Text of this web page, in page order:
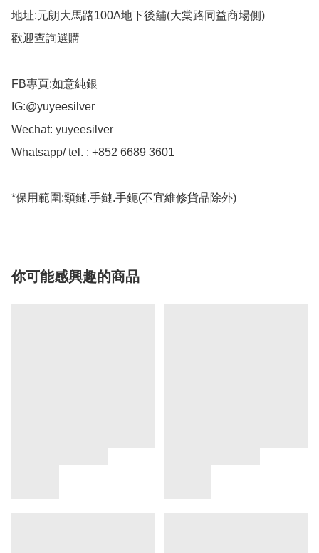
地址:元朗大馬路100A地下後舖(大棠路同益商場側)
歡迎查詢選購
FB專頁:如意純銀
IG:@yuyeesilver
Wechat: yuyeesilver
Whatsapp/ tel. : +852 6689 3601
*保用範圍:頸鏈.手鏈.手鈪(不宜維修貨品除外)
你可能感興趣的商品